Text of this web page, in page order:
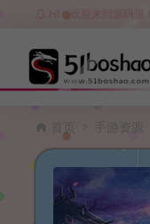
HI，欢迎来到源码屋！
首页 手游资源